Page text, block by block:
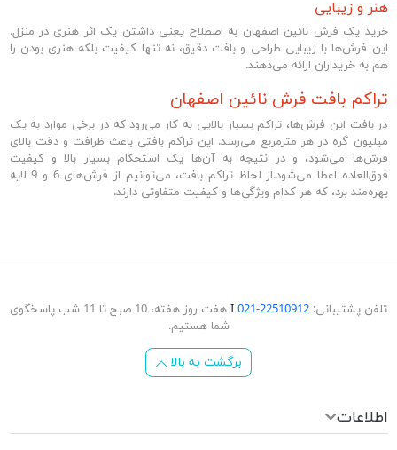
هنر و زیبایی
خرید یک فرش نائین اصفهان به اصطلاح یعنی داشتن یک اثر هنری در منزل.
این فرش‌ها با زیبایی طراحی و بافت دقیق، نه تنها کیفیت بلکه هنری بودن را
هم به خریداران ارائه می‌دهند.
تراکم بافت فرش‌ نائین اصفهان
در بافت این فرش‌ها، تراکم بسیار بالایی به کار می‌رود که در برخی موارد به یک
میلیون گره در هر مترمربع می‌رسد. این تراکم بافتی باعث ظرافت و دقت بالای
فرش‌ها می‌شود، و در نتیجه به آن‌ها یک استحکام بسیار بالا و کیفیت
فوق‌العاده اعطا می‌شود.
از لحاظ تراکم بافت، می‌توانیم از فرش‌های 6 و 9 لایه
بهره‌مند برد، که هر کدام ویژگی‌ها و کیفیت متفاوتی دارند.
تلفن پشتیبانی: 22510912-021
هفت روز هفته، 10 صبح تا 11 شب پاسخگوی
شما هستیم.
برگشت به بالا
اطلاعات